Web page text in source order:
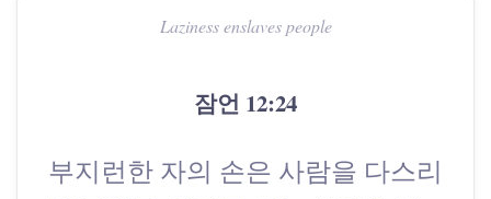
Laziness enslaves people
잠언 12:24
부지런한 자의 손은 사람을 다스리